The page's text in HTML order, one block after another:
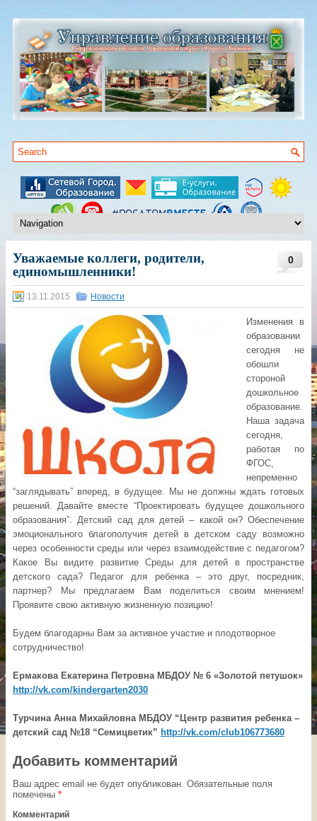
0
Уважаемые коллеги, родители,
единомышленники!
13.11.2015 Новости
Изменения в
образовании
сегодня не
обошли
стороной
дошкольное
образование.
Наша задача
сегодня,
работая по
ФГОС,
непременно
“заглядывать” вперед, в будущее. Мы не должны ждать готовых
решений. Давайте вместе “Проектировать будущее дошкольного
образования”. Детский сад для детей – какой он? Обеспечение
эмоционального благополучия детей в детском саду возможно
через особенности среды или через взаимодействие с педагогом?
Какое Вы видите развитие Среды для детей в пространстве
детского сада? Педагог для ребенка – это друг, посредник,
партнер? Мы предлагаем Вам поделиться своим мнением!
Проявите свою активную жизненную позицию!
Будем благодарны Вам за активное участие и плодотворное
сотрудничество!
Ермакова Екатерина Петровна МБДОУ № 6 «Золотой петушок»
http://vk.com/kindergarten2030
Турчина Анна Михайловна МБДОУ “Центр развития ребенка –
детский сад №18 “Семицветик” http://vk.com/club106773680
Добавить комментарий
Ваш адрес email не будет опубликован. Обязательные поля
помечены *
Комментарий